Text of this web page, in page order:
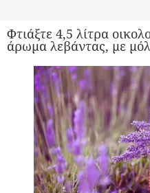
Φτιάξτε 4,5 λίτρα
άρωμα λεβάντας, με